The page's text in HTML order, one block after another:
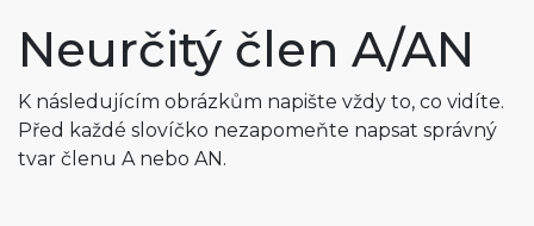
Neurčitý člen A/AN
K následujícím obrázkům napište vždy to, co vidíte.
Před každé slovíčko nezapomeňte napsat správný
tvar členu A nebo AN.